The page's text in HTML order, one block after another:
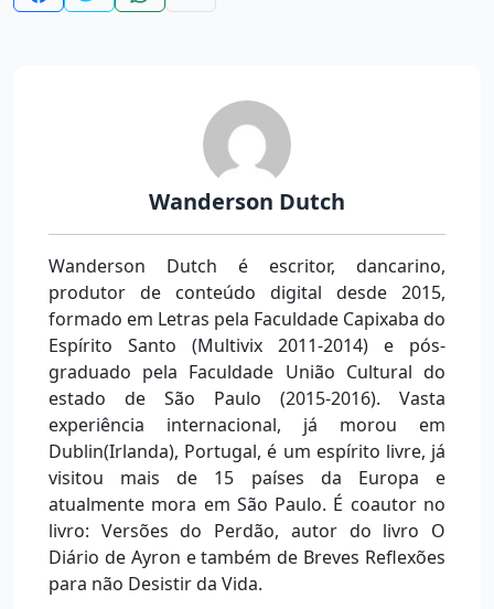
Wanderson Dutch
Wanderson Dutch é escritor, dancarino,
produtor de conteúdo digital desde 2015,
formado em Letras pela Faculdade Capixaba do
Espírito Santo (Multivix 2011-2014) e pós-
graduado pela Faculdade União Cultural do
estado de São Paulo (2015-2016). Vasta
experiência internacional, já morou em
Dublin(Irlanda), Portugal, é um espírito livre, já
visitou mais de 15 países da Europa e
atualmente mora em São Paulo. É coautor no
livro: Versões do Perdão, autor do livro O
Diário de Ayron e também de Breves Reflexões
para não Desistir da Vida.